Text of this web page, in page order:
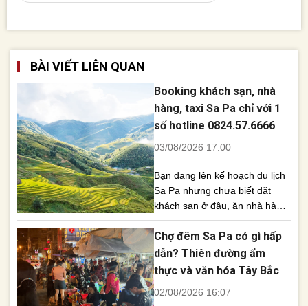
BÀI VIẾT LIÊN QUAN
Booking khách sạn, nhà
hàng, taxi Sa Pa chỉ với 1
số hotline 0824.57.6666
03/08/2026 17:00
Bạn đang lên kế hoạch du lịch
Sa Pa nhưng chưa biết đặt
khách sạn ở đâu, ăn nhà hàng
nào hay gọi taxi như thế nào?
Chỉ cần gọi hotline
0824.57.6666, Sapa Review sẽ
giúp bạn booking tất cả dịch vụ
nhận thêm nhiều ưu đãi hấp
Chợ đêm Sa Pa có gì hấp
dẫn? Thiên đường ẩm
thực và văn hóa Tây Bắc
02/08/2026 16:07